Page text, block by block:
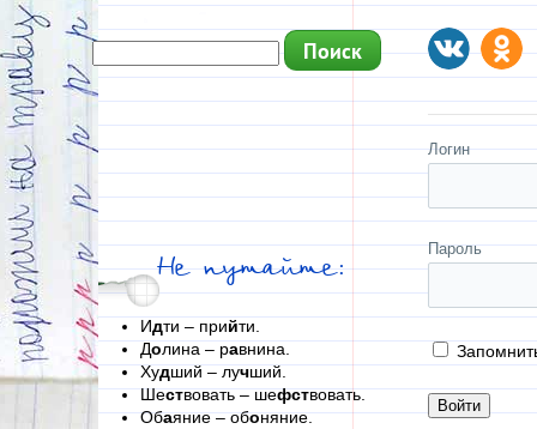
Не путайте:
Идти – прийти.
Долина – равнина.
Худший – лучший.
Шествовать – шефствовать.
Обаяние – обоняние.
Логин
Пароль